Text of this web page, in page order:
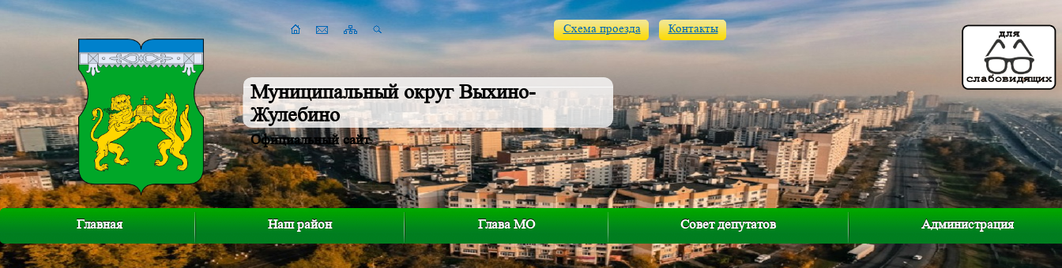
Муниципальный округ Выхино-
Жулебино
Официальный сайт
Схема проезда Контакты
Главная Наш район Глава МО Совет депутатов Администрация